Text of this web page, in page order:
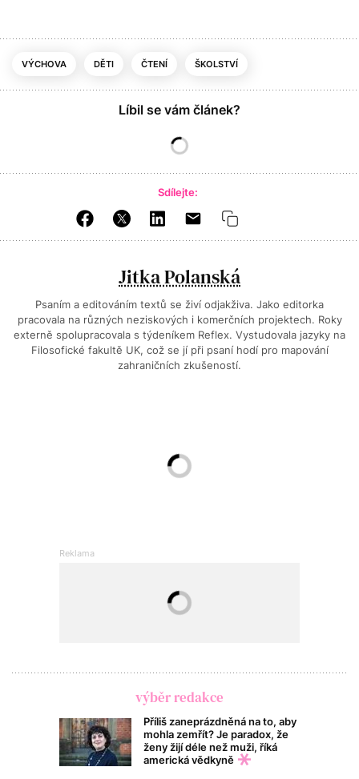
VÝCHOVA DĚTI ČTENÍ ŠKOLSTVÍ
Líbil se vám článek?
Sdílejte:
Jitka Polanská
Psaním a editováním textů se živí odjakživa. Jako editorka
pracovala na různých neziskových i komerčních projektech. Roky
externě spolupracovala s týdeníkem Reflex. Vystudovala jazyky na
Filosofické fakultě UK, což se jí při psaní hodí pro mapování
zahraničních zkušeností.
výběr redakce
Příliš zaneprázdněná na to, aby
mohla zemřít? Je paradox, že
ženy žijí déle než muži, říká
americká vědkyně